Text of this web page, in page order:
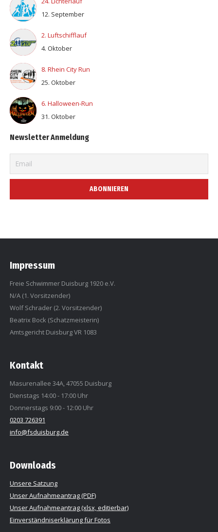
12. September
2. Luftschifflauf
4. Oktober
8. Rhein City Run
25. Oktober
6. Halloween-Run
31. Oktober
Newsletter Anmeldung
Impressum
Freie Schwimmer Duisburg 1920 e.V.
N/A (1. Vorsitzender)
Wolf Schrader (2. Vorsitzender)
Beatrix Bock (Schatzmeisterin)
Amtsgericht Duisburg VR 1083
Kontakt
Masurenallee 34A, 47055 Duisburg
Dienstags 14:00 - 17:00 Uhr
Donnerstags 9:00 - 12:00 Uhr
0203 726391
info@fsduisburg.de
Downloads
Unsere Satzung
Unser Aufnahmeantrag (PDF)
Unser Aufnahmeantrag (xlsx, editierbar)
Einverständniserklärung für Fotos